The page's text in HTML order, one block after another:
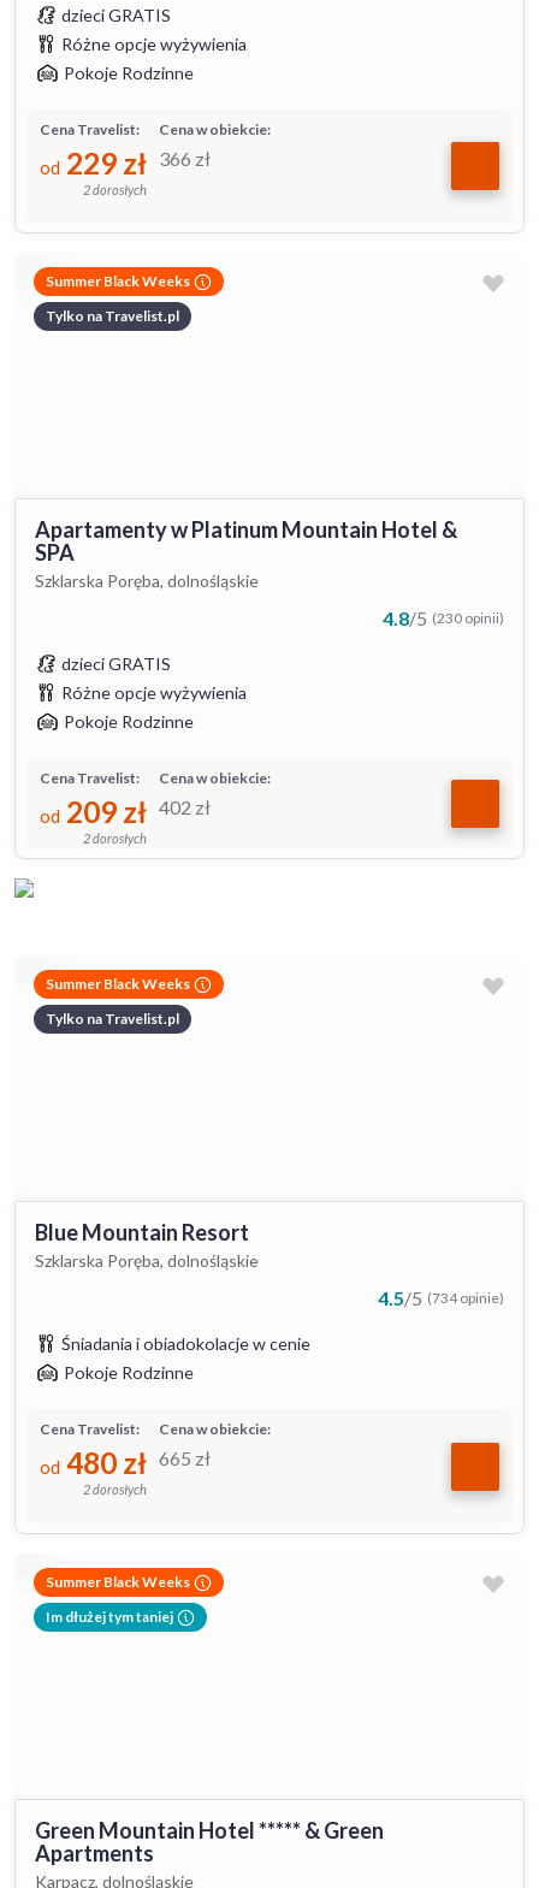
dzieci GRATIS
Różne opcje wyżywienia
Pokoje Rodzinne
Cena w obiekcie:
366 zł
Cena Travelist:
od 229 zł
2 dorosłych
Summer Black Weeks
Tylko na Travelist.pl
Apartamenty w Platinum Mountain Hotel &
SPA
Szklarska Poręba, dolnośląskie
4.8/5 (230 opinii)
dzieci GRATIS
Różne opcje wyżywienia
Pokoje Rodzinne
Cena w obiekcie:
402 zł
Cena Travelist:
od 209 zł
2 dorosłych
Summer Black Weeks
Tylko na Travelist.pl
Blue Mountain Resort
Szklarska Poręba, dolnośląskie
4.5/5 (734 opinie)
Śniadania i obiadokolacje w cenie
Pokoje Rodzinne
Cena w obiekcie:
665 zł
Cena Travelist:
od 480 zł
2 dorosłych
Summer Black Weeks
Im dłużej tym taniej
Green Mountain Hotel ***** & Green
Apartments
Karpacz, dolnośląskie